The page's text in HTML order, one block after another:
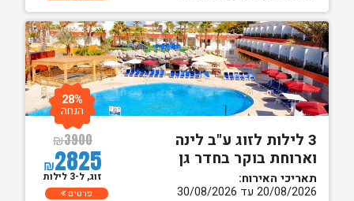
3 לילות לזוג ע"ב לינה
וארוחת בוקר בחדר גן
תאריכי האירוח:
20/08/2026 עד 30/08/2026
₪3900
₪2825
28%
הנחה
זוג, ל-3 לילות
פרטים